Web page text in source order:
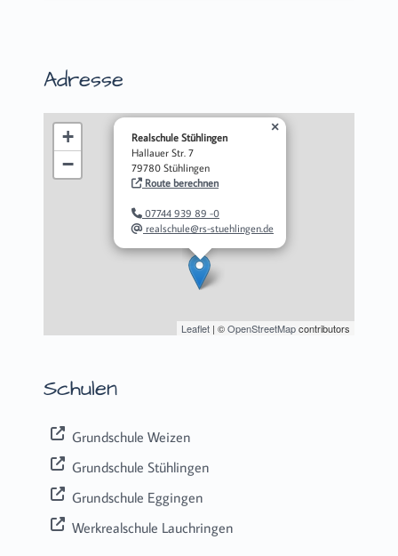
Adresse
Realschule Stühlingen
Hallauer Str. 7
79780 Stühlingen
Route berechnen
07744 939 89 -0
realschule@rs-stuehlingen.de
×
+
−
Leaflet | ©OpenStreetMapcontributors
Schulen
Grundschule Weizen
Grundschule Stühlingen
Grundschule Eggingen
Werkrealschule Lauchringen